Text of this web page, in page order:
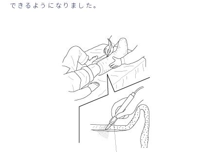
できるようになりました。